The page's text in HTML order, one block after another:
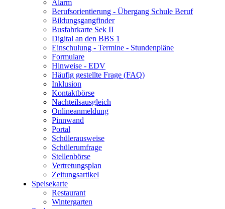
Alarm
Berufsorientierung - Übergang Schule Beruf
Bildungsgangfinder
Busfahrkarte Sek II
Digital an den BBS 1
Einschulung - Termine - Stundenpläne
Formulare
Hinweise - EDV
Häufig gestellte Frage (FAQ)
Inklusion
Kontaktbörse
Nachteilsausgleich
Onlineanmeldung
Pinnwand
Portal
Schülerausweise
Schülerumfrage
Stellenbörse
Vertretungsplan
Zeitungsartikel
Speisekarte
Restaurant
Wintergarten